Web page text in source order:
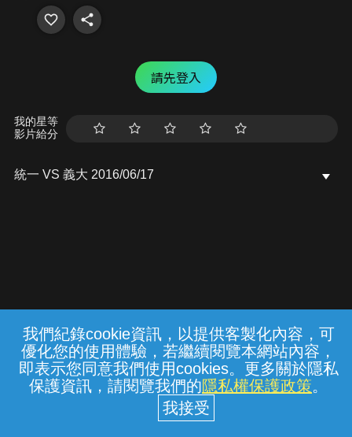
我們紀錄cookie資訊，以提供客製化內容，可
優化您的使用體驗，若繼續閱覽本網站內容，
即表示您同意我們使用cookies。更多關於隱私
保護資訊，請閱覽我們的隱私權保護政策。
請先登入
我的星等
影片給分
統一 VS 義大 2016/06/17
常見問題 線上客服 服務條款 隱私權保護
中華電信股份有限公司個人家庭分公司
(統一編號：96979949) © 2026
{{notifyMsg}}